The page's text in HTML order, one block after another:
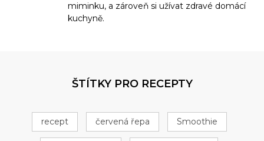
miminku, a zároveň si užívat zdravé domácí
kuchyně.
ŠTÍTKY PRO RECEPTY
recept červená řepa Smoothie